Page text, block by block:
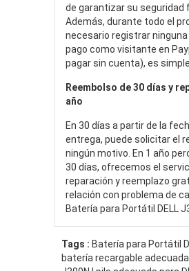
de garantizar su seguridad
Además, durante todo el
necesario registrar
pago como visitante en
pagar sin cuenta), es simple
Reembolso de 30 días y
año
En 30 días a partir de la
entrega, puede solicitar el
ningún motivo. En 1 año
30 días, ofrecemos el
reparación y reemplazo
relación con problema de
Batería para Portátil DELL
Tags : Batería para Portátil
batería recargable adecuada